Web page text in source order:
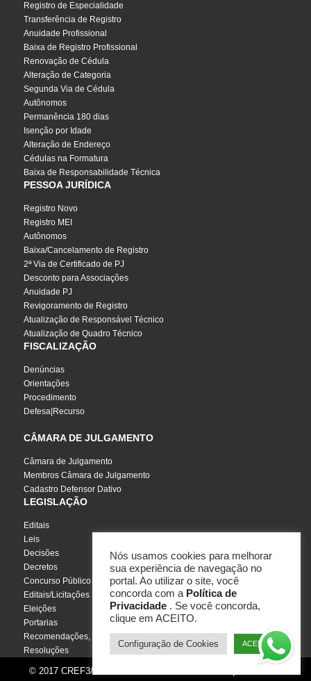
Registro de Especialidade
Transferência de Registro
Anuidade Profissional
Baixa de Registro Profissional
Renovação de Cédula
Alteração de Categoria
Segunda Via de Cédula
Autônomos
Permanência 180 dias
Isenção por Idade
Alteração de Endereço
Cédulas na Formatura
Baixa de Responsabilidade Técnica
PESSOA JURÍDICA
Registro Novo
Registro MEI
Autônomos
Baixa/Cancelamento de Registro
2ª Via de Certificado de PJ
Desconto para Associações
Anuidade PJ
Revigoramento de Registro
Atualização de Responsável Técnico
Atualização de Quadro Técnico
FISCALIZAÇÃO
Denúncias
Orientações
Procedimento
Defesa|Recurso
CÂMARA DE JULGAMENTO
Câmara de Julgamento
Membros Câmara de Julgamento
Cadastro Defensor Dativo
LEGISLAÇÃO
Editais
Leis
Decisões
Decretos
Concurso Público
Editais/Licitações
Eleições
Portarias
Recomendações, Pareceres e Notas
Resoluções
© 2017 CREF3/SC - Todos os direitos reservados | Por
Nós usamos cookies para melhorar
sua experiência de navegação no
portal. Ao utilizar o site, você
concorda com a Política de
Privacidade . Se você concorda,
clique em ACEITO.
Configuração de Cookies ACEITO